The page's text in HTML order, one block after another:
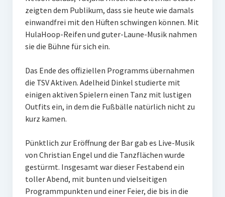
zeigten dem Publikum, dass sie heute wie damals
einwandfrei mit den Hüften schwingen können. Mit
HulaHoop-Reifen und guter-Laune-Musik nahmen
sie die Bühne für sich ein.
Das Ende des offiziellen Programms übernahmen
die TSV Aktiven. Adelheid Dinkel studierte mit
einigen aktiven Spielern einen Tanz mit lustigen
Outfits ein, in dem die Fußbälle natürlich nicht zu
kurz kamen.
Pünktlich zur Eröffnung der Bar gab es Live-Musik
von Christian Engel und die Tanzflächen wurde
gestürmt. Insgesamt war dieser Festabend ein
toller Abend, mit bunten und vielseitigen
Programmpunkten und einer Feier, die bis in die